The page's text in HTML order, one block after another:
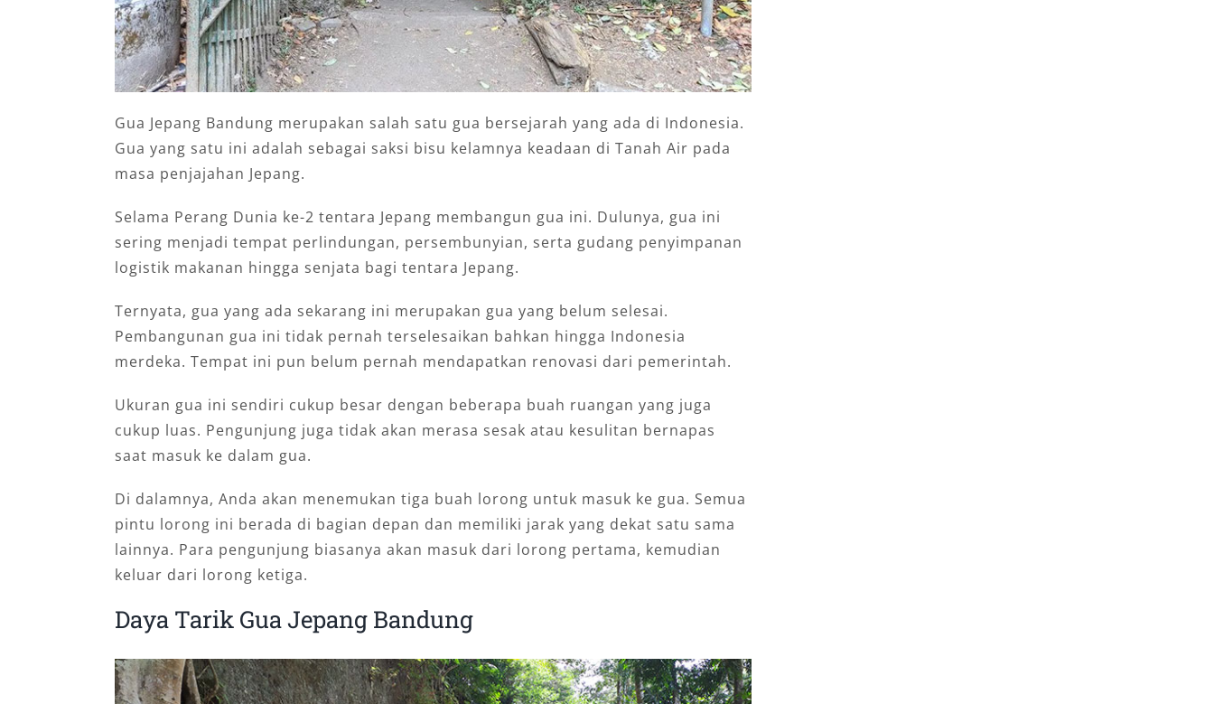
Gua Jepang Bandung merupakan salah satu gua bersejarah yang ada di Indonesia.
Gua yang satu ini adalah sebagai saksi bisu kelamnya keadaan di Tanah Air pada
masa penjajahan Jepang.
Selama Perang Dunia ke-2 tentara Jepang membangun gua ini. Dulunya, gua ini
sering menjadi tempat perlindungan, persembunyian, serta gudang penyimpanan
logistik makanan hingga senjata bagi tentara Jepang.
Ternyata, gua yang ada sekarang ini merupakan gua yang belum selesai.
Pembangunan gua ini tidak pernah terselesaikan bahkan hingga Indonesia
merdeka. Tempat ini pun belum pernah mendapatkan renovasi dari pemerintah.
Ukuran gua ini sendiri cukup besar dengan beberapa buah ruangan yang juga
cukup luas. Pengunjung juga tidak akan merasa sesak atau kesulitan bernapas
saat masuk ke dalam gua.
Di dalamnya, Anda akan menemukan tiga buah lorong untuk masuk ke gua. Semua
pintu lorong ini berada di bagian depan dan memiliki jarak yang dekat satu sama
lainnya. Para pengunjung biasanya akan masuk dari lorong pertama, kemudian
keluar dari lorong ketiga.
Daya Tarik Gua Jepang Bandung